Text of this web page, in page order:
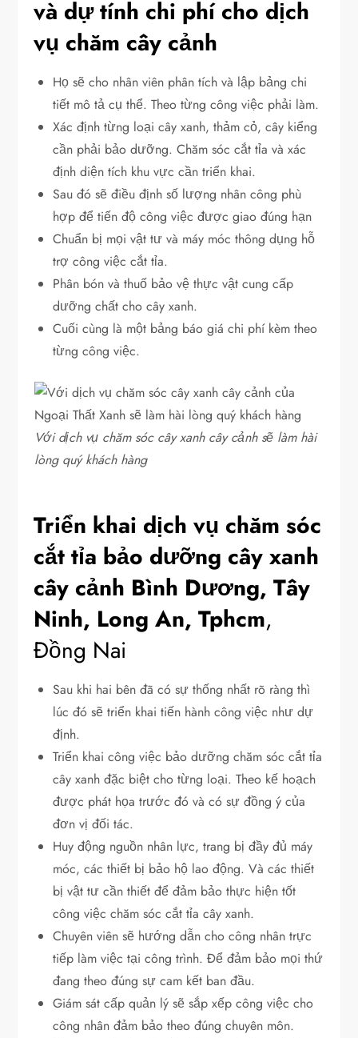
và dự tính chi phí cho dịch
vụ chăm cây cảnh
Họ sẽ cho nhân viên phân tích và lập bảng chi
tiết mô tả cụ thể. Theo từng công việc phải làm.
Xác định từng loại cây xanh, thảm cỏ, cây kiểng
cần phải bảo dưỡng. Chăm sóc cắt tỉa và xác
định diện tích khu vực cần triển khai.
Sau đó sẽ điều định số lượng nhân công phù
hợp để tiến độ công việc được giao đúng hạn
Chuẩn bị mọi vật tư và máy móc thông dụng hỗ
trợ công việc cắt tỉa.
Phân bón và thuố bảo vệ thực vật cung cấp
dưỡng chất cho cây xanh.
Cuối cùng là một bảng báo giá chi phí kèm theo
từng công việc.
Với dịch vụ chăm sóc cây xanh cây cảnh sẽ làm hài
lòng quý khách hàng
Triển khai dịch vụ chăm sóc
cắt tỉa bảo dưỡng cây xanh
cây cảnh Bình Dương, Tây
Ninh, Long An, Tphcm,
Đồng Nai
Sau khi hai bên đã có sự thống nhất rõ ràng thì
lúc đó sẽ triển khai tiến hành công việc như dự
định.
Triển khai công việc bảo dưỡng chăm sóc cắt tỉa
cây xanh đặc biệt cho từng loại. Theo kế hoạch
được phát họa trước đó và có sự đồng ý của
đơn vị đối tác.
Huy động nguồn nhân lực, trang bị đầy đủ máy
móc, các thiết bị bảo hộ lao động. Và các thiết
bị vật tư cần thiết để đảm bảo thực hiện tốt
công việc chăm sóc cắt tỉa cây xanh.
Chuyên viên sẽ hướng dẫn cho công nhân trực
tiếp làm việc tại công trình. Để đảm bảo mọi thứ
đang theo đúng sự cam kết ban đầu.
Giám sát cấp quản lý sẽ sắp xếp công việc cho
công nhân đảm bảo theo đúng chuyên môn.